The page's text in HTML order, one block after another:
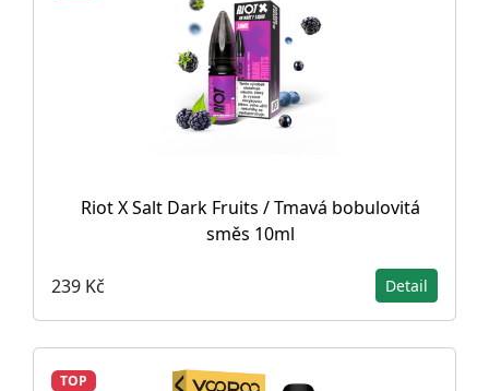
Riot X Salt Dark Fruits / Tmavá bobulovitá
směs 10ml
239 Kč Detail
TOP